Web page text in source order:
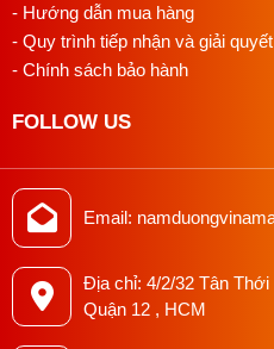
Hoàn Tất Lắp Ráp
:
tất cả các bộ phận bảo
may (nếu có).
Vận Hành Mô Tơ
- Hướng dẫn mua hàng
- Quy trình tiếp nhận và giải
- Chính sách bảo hành
FOLLOW US
Email:
Địa chỉ: 4/2/32 Tân
Quận 12 , HCM